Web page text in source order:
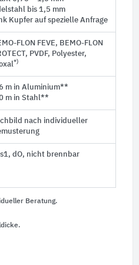
bis 1,5 mm
Kupfer auf spezielle Anfrage
FLON FEVE, BEMO-FLON
PVDF, Polyester,
*)
m in Aluminium**
m in Stahl**
nach individueller
dO, nicht brennbar
Beratung.